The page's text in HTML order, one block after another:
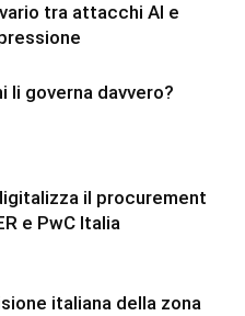
tra attacchi AI e
li governa davvero?
il procurement
e PwC Italia
italiana della zona